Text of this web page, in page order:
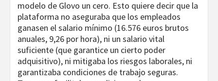
modelo de Glovo un cero. Esto quiere decir que la
plataforma no aseguraba que los empleados
ganasen el salario mínimo (16.576 euros brutos
anuales, 9,26 por hora), ni un salario vital
suficiente (que garantice un cierto poder
adquisitivo), ni mitigaba los riesgos laborales, ni
garantizaba condiciones de trabajo seguras.